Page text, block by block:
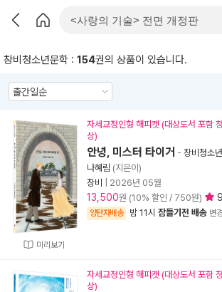
창비청소년문학 : 154권의 상품이 있습니다.
미리보기
자세교정인형 해피캣 (대상도서 포함
상)
안녕, 미스터 타이거 - 창비청소
나혜림 (지은이)
창비
2026년 05월
13,500원 (10% 할인 / 750원)
양탄자배송 밤 11시 잠들기전 배송 변
자세교정인형 해피캣 (대상도서 포함
상)